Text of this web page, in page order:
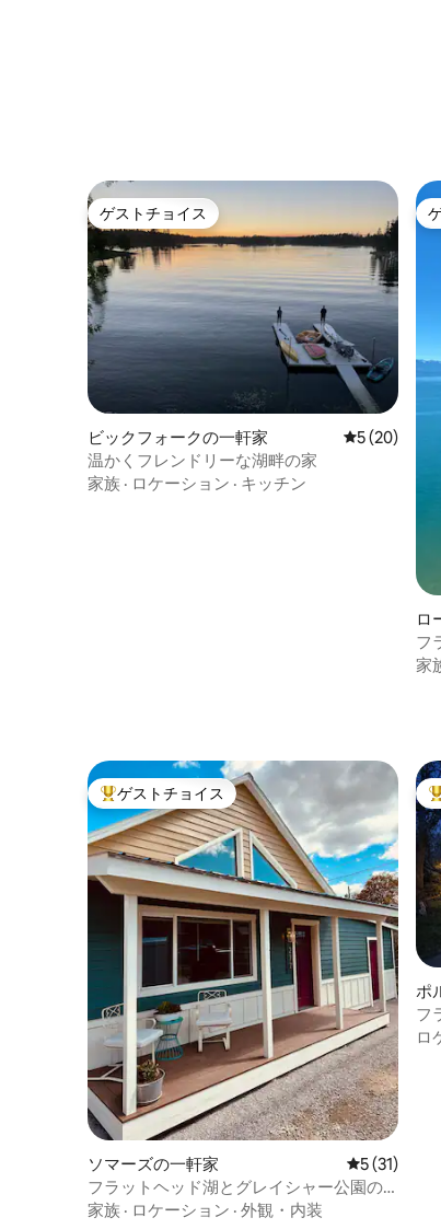
ゲストチョイス
ゲストチョイス
ビックフォークの一軒家 レビュー20
5 (20)
温かくフレンドリーな湖畔の家
家族 · ロケーション · キッチン
ロ
フ
家
大好評のゲストチョイスです。
ゲストチョイス
ソマーズの一軒家 レビュー31
5 (31)
フラットヘッド湖とグレイシャー公園の
そばにあるペットOKのコテージ
家族 · ロケーション · 外観・内装
ポ
フ
ガ
ロ